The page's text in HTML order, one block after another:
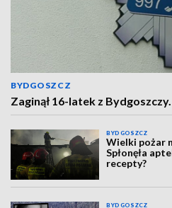
BYDGOSZCZ
Zaginął 16-latek z
BYDGOSZCZ
Wielki pożar
Spłonęła
recepty?
BYDGOSZCZ